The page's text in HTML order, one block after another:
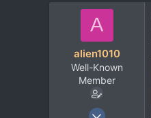
A
alien1010
Well-Known
Member
8 Июн 2011